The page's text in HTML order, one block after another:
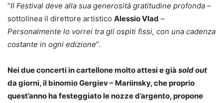
“Il Festival deve alla sua generosità gratitudine profonda –
sottolinea il direttore artistico Alessio Vlad –
Personalmente lo vorrei tra gli ospiti fissi, con una cadenza
costante in ogni edizione”.
Nei due concerti in cartellone molto attesi e già sold out
da giorni, il binomio Gergiev – Mariinsky, che proprio
quest’anno ha festeggiato le nozze d’argento, propone